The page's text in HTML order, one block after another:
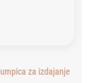
za izdajanje